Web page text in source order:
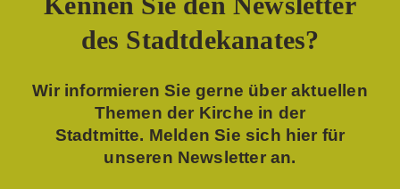
des Stadtdekanates?
Wir informieren Sie gerne über aktuellen
Themen der Kirche in der
Stadtmitte. Melden Sie sich hier für
unseren Newsletter an.